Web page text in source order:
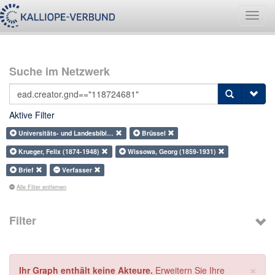
Suche im Netzwerk
Aktive Filter
Universitäts- und Landesbibl…
Brüssel
Krueger, Felix (1874-1948)
Wissowa, Georg (1859-1931)
Brief
Verfasser
Alle Filter entfernen
Filter
×
Ihr Graph enthält keine Akteure. Erweitern Sie Ihre